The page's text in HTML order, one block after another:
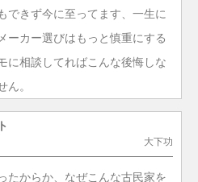
できず今に至ってます、一生に
ーカー選びはもっと慎重にする
に相談してればこんな後悔しな
ん。
大下功
たからか、なぜこんな古民家を